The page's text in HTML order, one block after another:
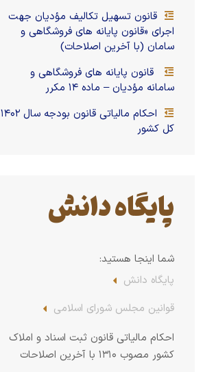
قانون تسهیل تکالیف مؤدیان جهت
اجرای «قانون پایانه های فروشگاهی و
سامان (با آخرین اصلاحات)
قانون پایانه های فروشگاهی و
سامانه مؤدیان – ماده ۱۴ مکرر
احکام مالیاتی قانون بودجه سال ۱۴۰۲
کل کشور
پایگاه دانش
شما اینجا هستید:
پایگاه دانش
قوانین مجلس شورای اسلامی
احکام مالیاتی قانون ثبت اسناد و املاک
کشور مصوب ۱۳۱۰ با آخرین اصلاحات